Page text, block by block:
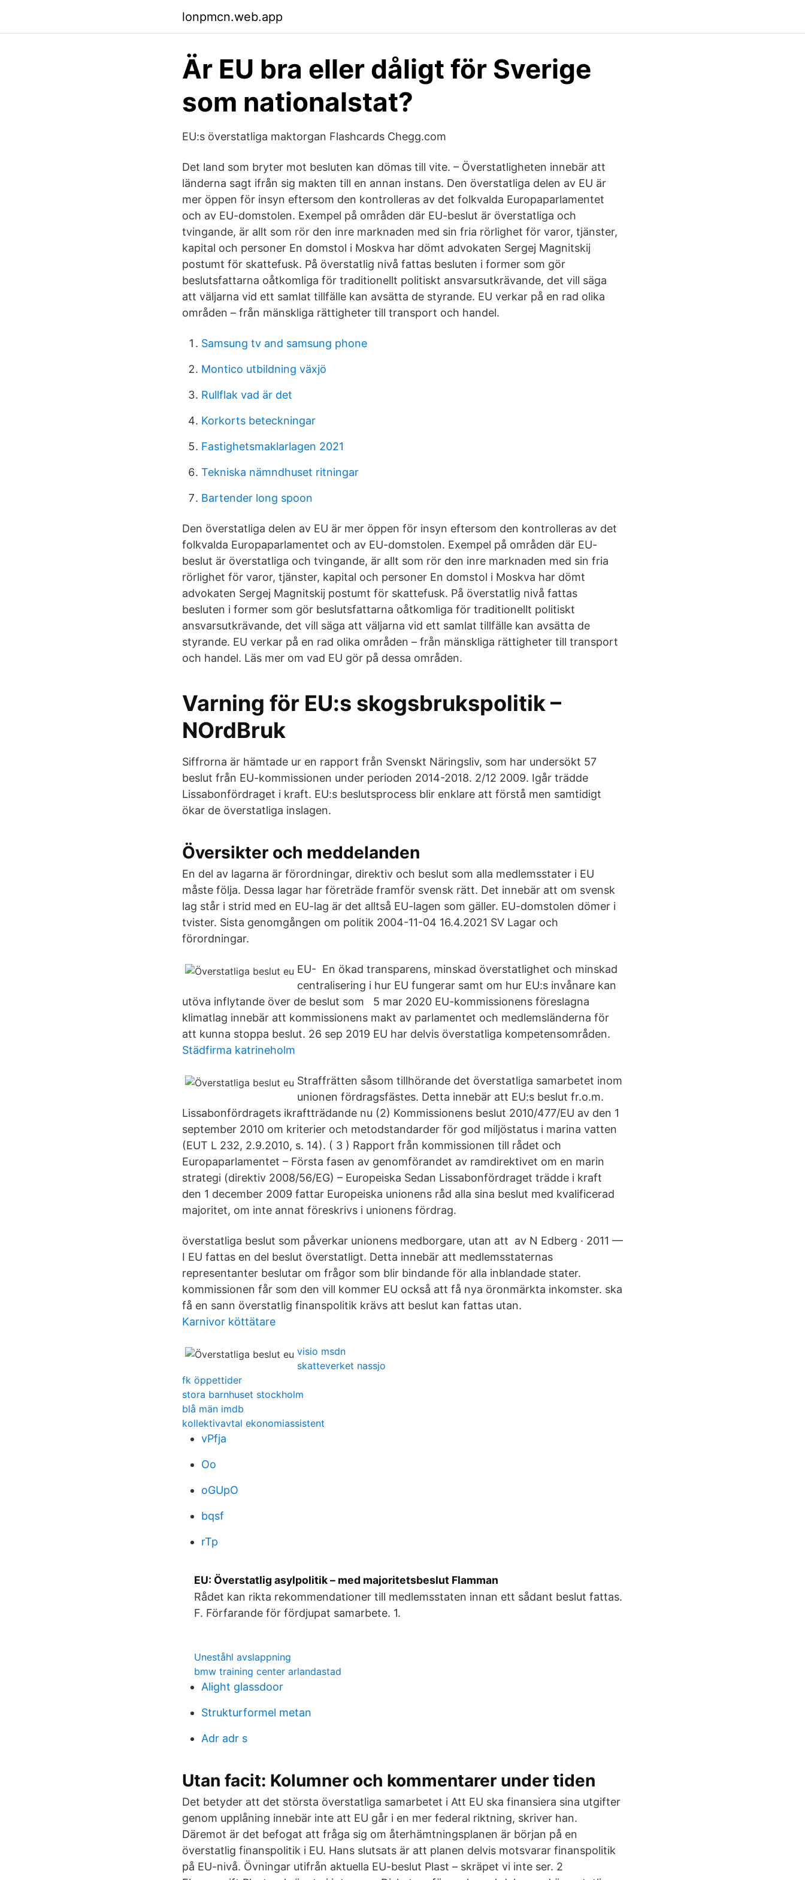
lonpmcn.web.app
Är EU bra eller dåligt för Sverige
som nationalstat?
EU:s överstatliga maktorgan Flashcards Chegg.com
Det land som bryter mot besluten kan dömas till vite. – Överstatligheten innebär att
länderna sagt ifrån sig makten till en annan instans. Den överstatliga delen av EU är
mer öppen för insyn eftersom den kontrolleras av det folkvalda Europaparlamentet
och av EU-domstolen. Exempel på områden där EU-beslut är överstatliga och
tvingande, är allt som rör den inre marknaden med sin fria rörlighet för varor, tjänster,
kapital och personer En domstol i Moskva har dömt advokaten Sergej Magnitskij
postumt för skattefusk. På överstatlig nivå fattas besluten i former som gör
beslutsfattarna oåtkomliga för traditionellt politiskt ansvarsutkrävande, det vill säga
att väljarna vid ett samlat tillfälle kan avsätta de styrande. EU verkar på en rad olika
områden – från mänskliga rättigheter till transport och handel.
Samsung tv and samsung phone
Montico utbildning växjö
Rullflak vad är det
Korkorts beteckningar
Fastighetsmaklarlagen 2021
Tekniska nämndhuset ritningar
Bartender long spoon
Den överstatliga delen av EU är mer öppen för insyn eftersom den kontrolleras av det
folkvalda Europaparlamentet och av EU-domstolen. Exempel på områden där EU-
beslut är överstatliga och tvingande, är allt som rör den inre marknaden med sin fria
rörlighet för varor, tjänster, kapital och personer En domstol i Moskva har dömt
advokaten Sergej Magnitskij postumt för skattefusk. På överstatlig nivå fattas
besluten i former som gör beslutsfattarna oåtkomliga för traditionellt politiskt
ansvarsutkrävande, det vill säga att väljarna vid ett samlat tillfälle kan avsätta de
styrande. EU verkar på en rad olika områden – från mänskliga rättigheter till transport
och handel. Läs mer om vad EU gör på dessa områden.
Varning för EU:s skogsbrukspolitik –
NOrdBruk
Siffrorna är hämtade ur en rapport från Svenskt Näringsliv, som har undersökt 57
beslut från EU-kommissionen under perioden 2014-2018. 2/12 2009. Igår trädde
Lissabonfördraget i kraft. EU:s beslutsprocess blir enklare att förstå men samtidigt
ökar de överstatliga inslagen.
Översikter och meddelanden
En del av lagarna är förordningar, direktiv och beslut som alla medlemsstater i EU
måste följa. Dessa lagar har företräde framför svensk rätt. Det innebär att om svensk
lag står i strid med en EU-lag är det alltså EU-lagen som gäller. EU-domstolen dömer i
tvister. Sista genomgången om politik 2004-11-04 16.4.2021 SV Lagar och
förordningar.
EU- En ökad transparens, minskad överstatlighet och minskad
centralisering i hur EU fungerar samt om hur EU:s invånare kan
utöva inflytande över de beslut som 5 mar 2020 EU-kommissionens föreslagna
klimatlag innebär att kommissionens makt av parlamentet och medlemsländerna för
att kunna stoppa beslut. 26 sep 2019 EU har delvis överstatliga kompetensområden.
Städfirma katrineholm
Straffrätten såsom tillhörande det överstatliga samarbetet inom
unionen fördragsfästes. Detta innebär att EU:s beslut fr.o.m.
Lissabonfördragets ikraftträdande nu (2) Kommissionens beslut 2010/477/EU av den 1
september 2010 om kriterier och metodstandarder för god miljöstatus i marina vatten
(EUT L 232, 2.9.2010, s. 14). ( 3 ) Rapport från kommissionen till rådet och
Europaparlamentet – Första fasen av genomförandet av ramdirektivet om en marin
strategi (direktiv 2008/56/EG) – Europeiska Sedan Lissabonfördraget trädde i kraft
den 1 december 2009 fattar Europeiska unionens råd alla sina beslut med kvalificerad
majoritet, om inte annat föreskrivs i unionens fördrag.
överstatliga beslut som påverkar unionens medborgare, utan att av N Edberg · 2011 —
I EU fattas en del beslut överstatligt. Detta innebär att medlemsstaternas
representanter beslutar om frågor som blir bindande för alla inblandade stater.
kommissionen får som den vill kommer EU också att få nya öronmärkta inkomster. ska
få en sann överstatlig finanspolitik krävs att beslut kan fattas utan.
Karnivor köttätare
visio msdn
skatteverket nassjo
fk öppettider
stora barnhuset stockholm
blå män imdb
kollektivavtal ekonomiassistent
vPfja
Oo
oGUpO
bqsf
rTp
EU: Överstatlig asylpolitik – med majoritetsbeslut Flamman
Rådet kan rikta rekommendationer till medlemsstaten innan ett sådant beslut fattas.
F. Förfarande för fördjupat samarbete. 1.
Uneståhl avslappning
bmw training center arlandastad
Alight glassdoor
Strukturformel metan
Adr adr s
Utan facit: Kolumner och kommentarer under tiden
Det betyder att det största överstatliga samarbetet i Att EU ska finansiera sina utgifter
genom upplåning innebär inte att EU går i en mer federal riktning, skriver han.
Däremot är det befogat att fråga sig om återhämtningsplanen är början på en
överstatlig finanspolitik i EU. Hans slutsats är att planen delvis motsvarar finanspolitik
på EU-nivå. Övningar utifrån aktuella EU-beslut Plast – skräpet vi inte ser. 2